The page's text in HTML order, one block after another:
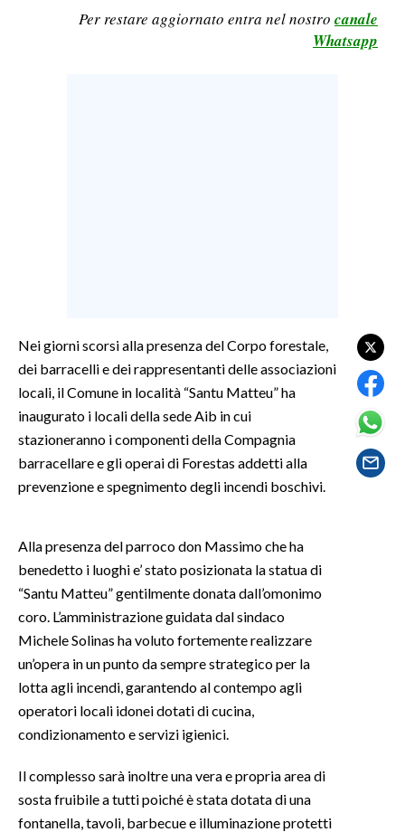
CULTURA
GOSSIP
SALUTE
SARDI NEL MONDO
NOTIZIE
EVENTI
#CARAUNIONE
3 MINUTI CON
INSULARITÀ
INFO AZIENDE
ABBONATI
Per restare aggiornato entra nel nostro canale
Whatsapp
Nei giorni scorsi alla presenza del Corpo forestale,
dei barracelli e dei rappresentanti delle associazioni
locali, il Comune in località “Santu Matteu” ha
inaugurato i locali della sede Aib in cui
stazioneranno i componenti della Compagnia
barracellare e gli operai di Forestas addetti alla
prevenzione e spegnimento degli incendi boschivi.
Alla presenza del parroco don Massimo che ha
benedetto i luoghi e’ stato posizionata la statua di
“Santu Matteu” gentilmente donata dall’omonimo
coro. L’amministrazione guidata dal sindaco
Michele Solinas ha voluto fortemente realizzare
un’opera in un punto da sempre strategico per la
lotta agli incendi, garantendo al contempo agli
operatori locali idonei dotati di cucina,
condizionamento e servizi igienici.
Il complesso sarà inoltre una vera e propria area di
sosta fruibile a tutti poiché è stata dotata di una
fontanella, tavoli, barbecue e illuminazione protetti